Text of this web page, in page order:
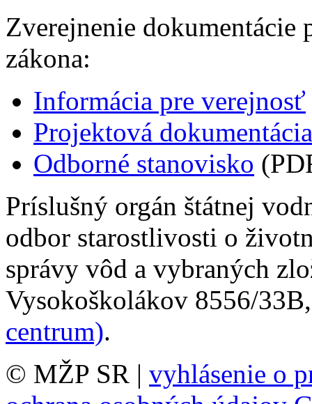
Zverejnenie dokumentácie
zákona:
Informácia pre verejnosť
Projektová dokumentácia
Odborné stanovisko
Príslušný orgán štátnej
odbor starostlivosti o
správy vôd a vybraných
Vysokoškolákov 8556/
centrum).
© MŽP SR | vyhlásenie o